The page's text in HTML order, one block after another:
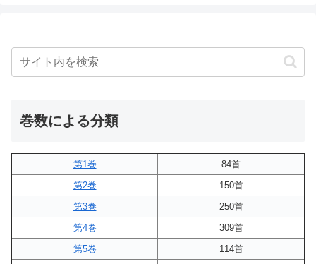
巻数による分類
第1巻
84首
第2巻
150首
第3巻
250首
第4巻
309首
第5巻
114首